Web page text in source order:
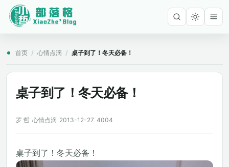
首页 / 心情点滴 / 桌子到了！冬天必备！
桌子到了！冬天必备！
罗 哲 心情点滴 2013-12-27 4004
桌子到了！冬天必备！